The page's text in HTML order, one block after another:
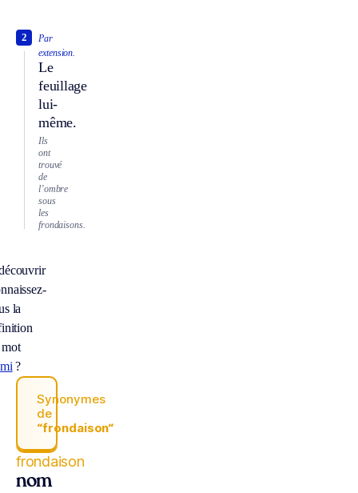
Par
extension.
Le
feuillage
lui-
même.
2
Ils
ont
trouvé
de
l’ombre
sous
les
frondaisons.
la
?
Synonymes
de
“frondaison“
frondaison
nom